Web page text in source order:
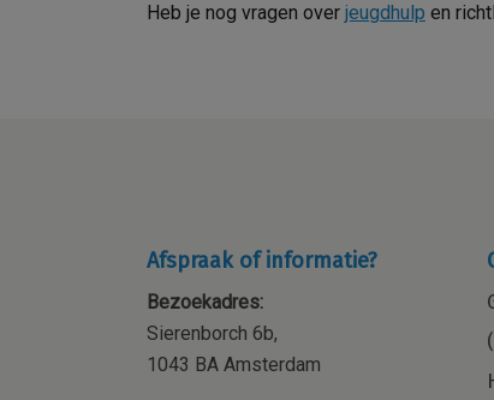
Heb je nog vragen over jeugdhulp en
Afspraak of informatie?
Bezoekadres:
Sierenborch 6b,
1043 BA Amsterdam